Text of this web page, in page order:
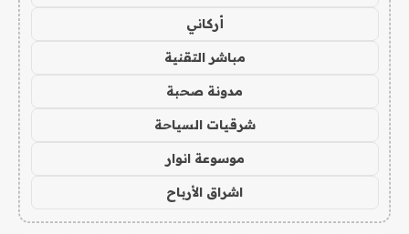
أركاني
مباشر التقنية
مدونة صحبة
شرقيات السياحة
موسوعة انوار
اشراق الأرباح